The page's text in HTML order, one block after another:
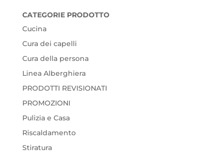
CATEGORIE PRODOTTO
Cucina
Cura dei capelli
Cura della persona
Linea Alberghiera
PRODOTTI REVISIONATI
PROMOZIONI
Pulizia e Casa
Riscaldamento
Stiratura